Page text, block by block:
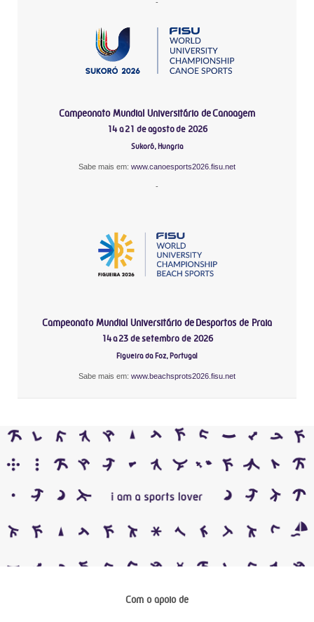
-
Campeonato Mundial Universitário de Canoagem
14 a 21 de agosto de 2026
Sukoró, Hungria
Sabe mais em: www.canoesports2026.fisu.net
-
Campeonato Mundial Universitário de Desportos de Praia
14 a 23 de setembro de 2026
Figueira da Foz, Portugal
Sabe mais em: www.beachsprots2026.fisu.net
Com o apoio de